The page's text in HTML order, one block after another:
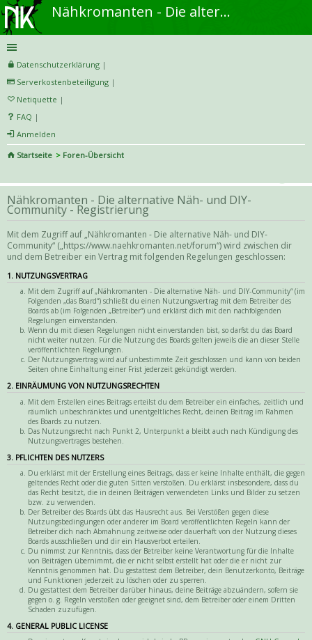
Nähkromanten - Die alternative Näh- und DIY-Community
Datenschutzerklärung |
Serverkostenbeteiligung |
Netiquette |
FAQ |
Anmelden
Startseite
Foren-Übersicht
uc
he
Nähkromanten - Die alternative Näh- und DIY-
Community - Registrierung
Mit dem Zugriff auf „Nähkromanten - Die alternative Näh- und DIY-
Community“ („https://www.naehkromanten.net/forum“) wird zwischen dir
und dem Betreiber ein Vertrag mit folgenden Regelungen geschlossen:
1. NUTZUNGSVERTRAG
Mit dem Zugriff auf „Nähkromanten - Die alternative Näh- und DIY-Community“ (im
Folgenden „das Board“) schließt du einen Nutzungsvertrag mit dem Betreiber des
Boards ab (im Folgenden „Betreiber“) und erklärst dich mit den nachfolgenden
Regelungen einverstanden.
Wenn du mit diesen Regelungen nicht einverstanden bist, so darfst du das Board
nicht weiter nutzen. Für die Nutzung des Boards gelten jeweils die an dieser Stelle
veröffentlichten Regelungen.
Der Nutzungsvertrag wird auf unbestimmte Zeit geschlossen und kann von beiden
Seiten ohne Einhaltung einer Frist jederzeit gekündigt werden.
2. EINRÄUMUNG VON NUTZUNGSRECHTEN
Mit dem Erstellen eines Beitrags erteilst du dem Betreiber ein einfaches, zeitlich und
räumlich unbeschränktes und unentgeltliches Recht, deinen Beitrag im Rahmen
des Boards zu nutzen.
Das Nutzungsrecht nach Punkt 2, Unterpunkt a bleibt auch nach Kündigung des
Nutzungsvertrages bestehen.
3. PFLICHTEN DES NUTZERS
Du erklärst mit der Erstellung eines Beitrags, dass er keine Inhalte enthält, die gegen
geltendes Recht oder die guten Sitten verstoßen. Du erklärst insbesondere, dass du
das Recht besitzt, die in deinen Beiträgen verwendeten Links und Bilder zu setzen
bzw. zu verwenden.
Der Betreiber des Boards übt das Hausrecht aus. Bei Verstößen gegen diese
Nutzungsbedingungen oder anderer im Board veröffentlichten Regeln kann der
Betreiber dich nach Abmahnung zeitweise oder dauerhaft von der Nutzung dieses
Boards ausschließen und dir ein Hausverbot erteilen.
Du nimmst zur Kenntnis, dass der Betreiber keine Verantwortung für die Inhalte
von Beiträgen übernimmt, die er nicht selbst erstellt hat oder die er nicht zur
Kenntnis genommen hat. Du gestattest dem Betreiber, dein Benutzerkonto, Beiträge
und Funktionen jederzeit zu löschen oder zu sperren.
Du gestattest dem Betreiber darüber hinaus, deine Beiträge abzuändern, sofern sie
gegen o. g. Regeln verstoßen oder geeignet sind, dem Betreiber oder einem Dritten
Schaden zuzufügen.
4. GENERAL PUBLIC LICENSE